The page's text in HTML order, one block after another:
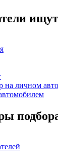
ищут
на личном